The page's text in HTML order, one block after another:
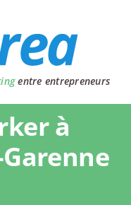
entre entrepreneurs
à